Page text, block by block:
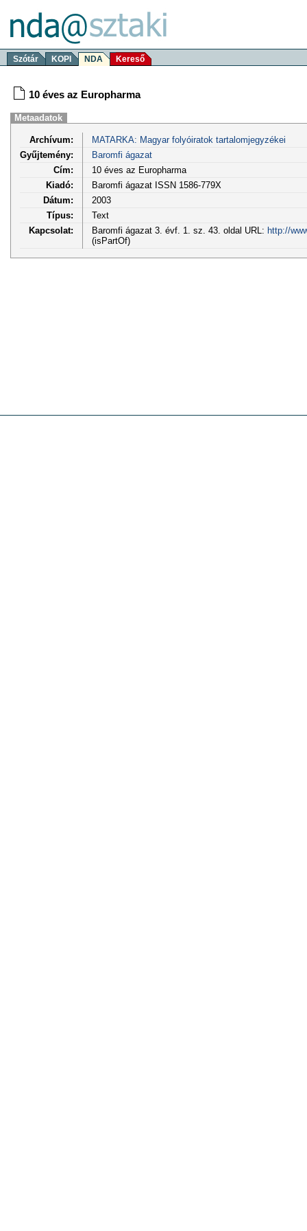
Szótár KOPI NDA Kereső
10 éves az Europharma
Metaadatok
Archívum:
MATARKA: Magyar folyóiratok tartalomjegyzékei
Gyűjtemény:
Baromfi ágazat
Cím:
10 éves az Europharma
Kiadó:
Baromfi ágazat ISSN 1586-779X
Dátum:
2003
Típus:
Text
Kapcsolat:
Baromfi ágazat 3. évf. 1. sz. 43. oldal URL: http://
(isPartOf)